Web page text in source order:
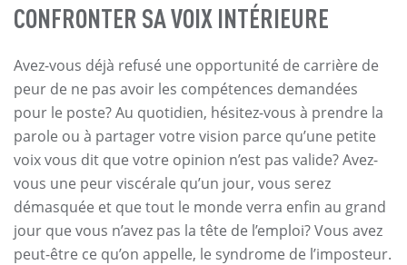
CONFRONTER SA VOIX INTÉRIEURE
Avez-vous déjà refusé une opportunité de carrière de
peur de ne pas avoir les compétences demandées
pour le poste? Au quotidien, hésitez-vous à prendre la
parole ou à partager votre vision parce qu’une petite
voix vous dit que votre opinion n’est pas valide? Avez-
vous une peur viscérale qu’un jour, vous serez
démasquée et que tout le monde verra enfin au grand
jour que vous n’avez pas la tête de l’emploi? Vous avez
peut-être ce qu’on appelle, le syndrome de l’imposteur.